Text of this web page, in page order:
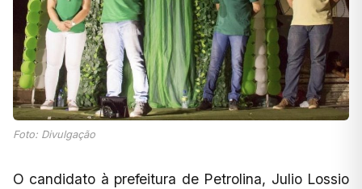
Foto: Divulgação
O candidato à prefeitura de Petrolina, Julio Lossio